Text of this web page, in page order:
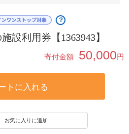
？
設利用券【1363943】
寄付金額 50,000円
トに入れる
お気に入りに追加